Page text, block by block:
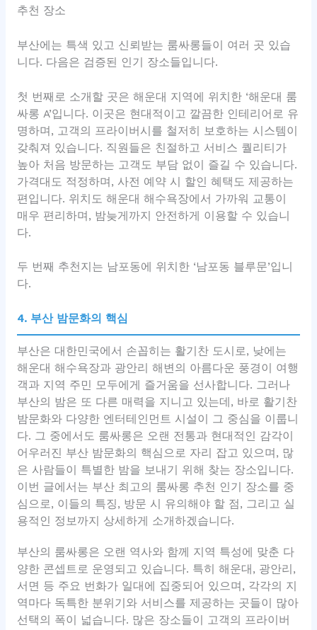
추천 장소
부산에는 특색 있고 신뢰받는 룸싸롱들이 여러 곳 있습
니다. 다음은 검증된 인기 장소들입니다.
첫 번째로 소개할 곳은 해운대 지역에 위치한 ‘해운대 룸
싸롱 A’입니다. 이곳은 현대적이고 깔끔한 인테리어로 유
명하며, 고객의 프라이버시를 철저히 보호하는 시스템이
갖춰져 있습니다. 직원들은 친절하고 서비스 퀄리티가
높아 처음 방문하는 고객도 부담 없이 즐길 수 있습니다.
가격대도 적정하며, 사전 예약 시 할인 혜택도 제공하는
편입니다. 위치도 해운대 해수욕장에서 가까워 교통이
매우 편리하며, 밤늦게까지 안전하게 이용할 수 있습니
다.
두 번째 추천지는 남포동에 위치한 ‘남포동 블루문’입니
다.
4. 부산 밤문화의 핵심
부산은 대한민국에서 손꼽히는 활기찬 도시로, 낮에는
해운대 해수욕장과 광안리 해변의 아름다운 풍경이 여행
객과 지역 주민 모두에게 즐거움을 선사합니다. 그러나
부산의 밤은 또 다른 매력을 지니고 있는데, 바로 활기찬
밤문화와 다양한 엔터테인먼트 시설이 그 중심을 이룹니
다. 그 중에서도 룸싸롱은 오랜 전통과 현대적인 감각이
어우러진 부산 밤문화의 핵심으로 자리 잡고 있으며, 많
은 사람들이 특별한 밤을 보내기 위해 찾는 장소입니다.
이번 글에서는 부산 최고의 룸싸롱 추천 인기 장소를 중
심으로, 이들의 특징, 방문 시 유의해야 할 점, 그리고 실
용적인 정보까지 상세하게 소개하겠습니다.
부산의 룸싸롱은 오랜 역사와 함께 지역 특성에 맞춘 다
양한 콘셉트로 운영되고 있습니다. 특히 해운대, 광안리,
서면 등 주요 번화가 일대에 집중되어 있으며, 각각의 지
역마다 독특한 분위기와 서비스를 제공하는 곳들이 많아
선택의 폭이 넓습니다. 많은 장소들이 고객의 프라이버